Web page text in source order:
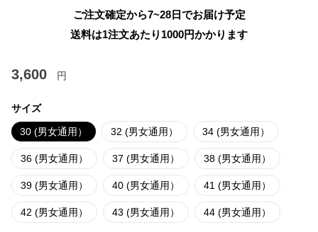
ご注文確定から7~28日でお届け予定
送料は1注文あたり 1000円かかります
3,600 円
サイズ
30 (男女通用） 32 (男女通用） 34 (男女通用）
36 (男女通用） 37 (男女通用） 38 (男女通用）
39 (男女通用） 40 (男女通用） 41 (男女通用）
42 (男女通用） 43 (男女通用） 44 (男女通用）